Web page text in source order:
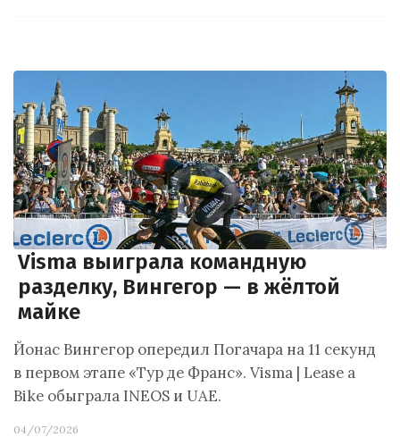
Visma выиграла командную
разделку, Вингегор — в жёлтой
майке
Йонас Вингегор опередил Погачара на 11 секунд
в первом этапе «Тур де Франс». Visma | Lease a
Bike обыграла INEOS и UAE.
04/07/2026